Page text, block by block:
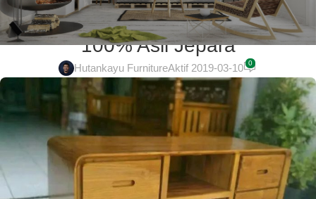
Perabotan Jepara Terbaik di Depok
100% Asli Jepara
Hutankayu FurnitureAktif 2019-03-10 0